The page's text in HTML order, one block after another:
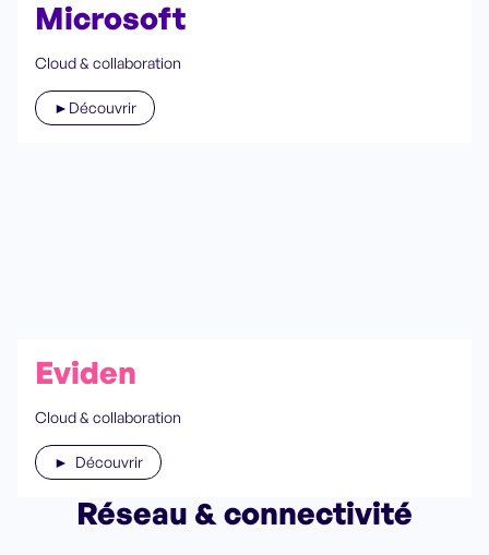
Microsoft
Cloud & collaboration
►Découvrir
Eviden
Cloud & collaboration
► Découvrir
Réseau & connectivité